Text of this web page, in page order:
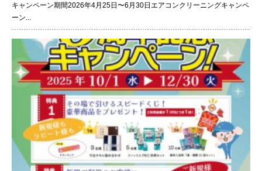
キャンペーン期間2026年4月25日〜6月30日エアコンクリーニングキャンペ
ーン...